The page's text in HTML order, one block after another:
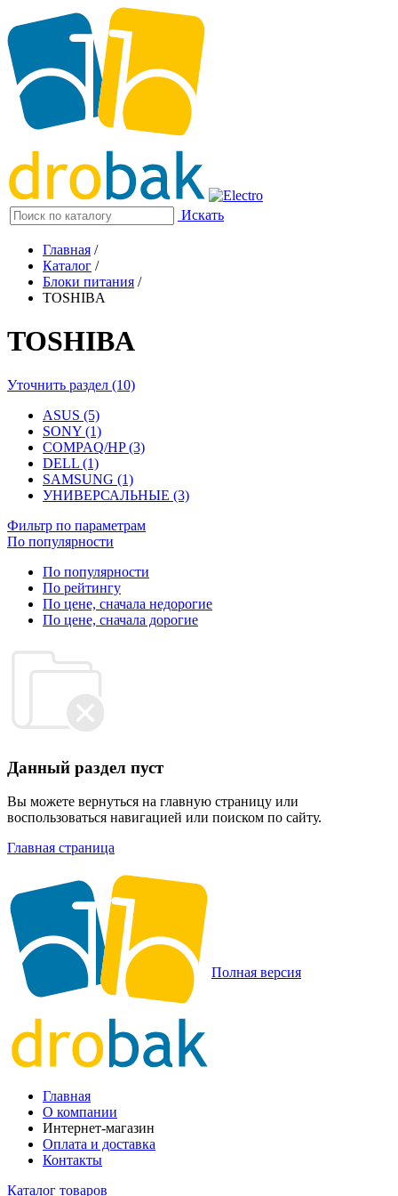
Искать
Главная /
Каталог /
Блоки питания /
TOSHIBA
TOSHIBA
Уточнить раздел (10)
ASUS (5)
SONY (1)
COMPAQ/HP (3)
DELL (1)
SAMSUNG (1)
УНИВЕРСАЛЬНЫЕ (3)
Фильтр по параметрам
По популярности
По популярности
По рейтингу
По цене, сначала недорогие
По цене, сначала дорогие
Данный раздел пуст
Вы можете вернуться на главную страницу или
воспользоваться навигацией или поиском по сайту.
Главная страница
Полная версия
Главная
О компании
Интернет-магазин
Оплата и доставка
Контакты
Каталог товаров